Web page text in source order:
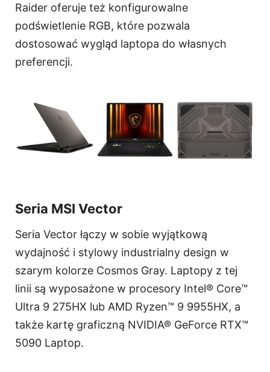
Raider oferuje też konfigurowalne
podświetlenie RGB, które pozwala
dostosować wygląd laptopa do własnych
preferencji.
Seria MSI Vector
Seria Vector łączy w sobie wyjątkową
wydajność i stylowy industrialny design w
szarym kolorze Cosmos Gray. Laptopy z tej
linii są wyposażone w procesory Intel® Core™
Ultra 9 275HX lub AMD Ryzen™ 9 9955HX, a
także kartę graficzną NVIDIA® GeForce RTX™
5090 Laptop.